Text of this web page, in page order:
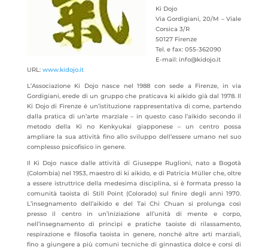
Ki Dojo
Via Gordigiani, 20/M – Viale
Corsica 3/R
50127 Firenze
Tel. e fax: 055-362090
E-mail: info@kidojo.it
URL: www.kidojo.it
L’Associazione Ki Dojo nasce nel 1988 con sede a Firenze, in via
Gordigiani, erede di un gruppo che praticava ki aikido già dal 1978. Il
Ki Dojo di Firenze è un’istituzione rappresentativa di come, partendo
dalla pratica di un’arte marziale – in questo caso l’aikido secondo il
metodo della Ki no Kenkyukai giapponese – un centro possa
ampliare la sua attività fino allo sviluppo dell’essere umano nel suo
complesso psicofisico in genere.
Il Ki Dojo nasce dalle attività di Giuseppe Ruglioni, nato a Bogotà
(Colombia) nel 1953, maestro di ki aikido, e di Patricia Müller che, oltre
a essere istruttrice della medesima disciplina, si è formata presso la
comunità taoista di Still Point (Colorado) sul finire degli anni 1970.
L’insegnamento dell’aikido e del Tai Chi Chuan si prolunga così
presso il centro in un’iniziazione all’unità di mente e corpo,
nell’insegnamento di princìpi e pratiche taoiste di rilassamento,
respirazione e filosofia taoista in genere, nonché altre arti marziali,
fino a giungere a più comuni tecniche di ginnastica dolce e corsi di